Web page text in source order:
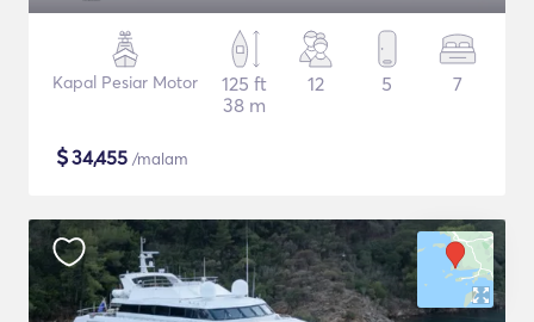
Kapal Pesiar Motor
125 ft
38 m
12 5 7
$34,455 /malam